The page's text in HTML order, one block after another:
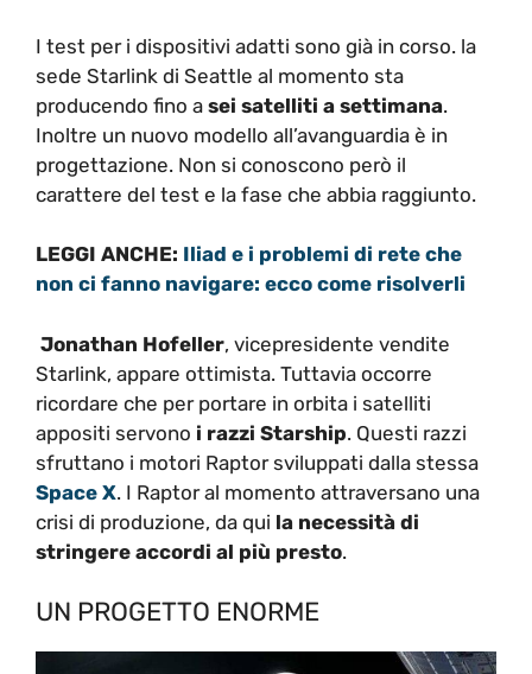
I test per i dispositivi adatti sono già in corso. la
sede Starlink di Seattle al momento sta
producendo fino a sei satelliti a settimana.
Inoltre un nuovo modello all’avanguardia è in
progettazione. Non si conoscono però il
carattere del test e la fase che abbia raggiunto.
LEGGI ANCHE: Iliad e i problemi di rete che
non ci fanno navigare: ecco come risolverli
Jonathan Hofeller, vicepresidente vendite
Starlink, appare ottimista. Tuttavia occorre
ricordare che per portare in orbita i satelliti
appositi servono i razzi Starship. Questi razzi
sfruttano i motori Raptor sviluppati dalla stessa
Space X. I Raptor al momento attraversano una
crisi di produzione, da qui la necessità di
stringere accordi al più presto.
UN PROGETTO ENORME